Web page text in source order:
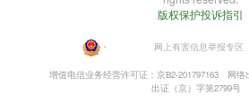
版权保护投诉指引
・ 网上有害信息举报专区
增值电信业务经营许可证：京B2-201797163
网络
出证（京）字第2799号